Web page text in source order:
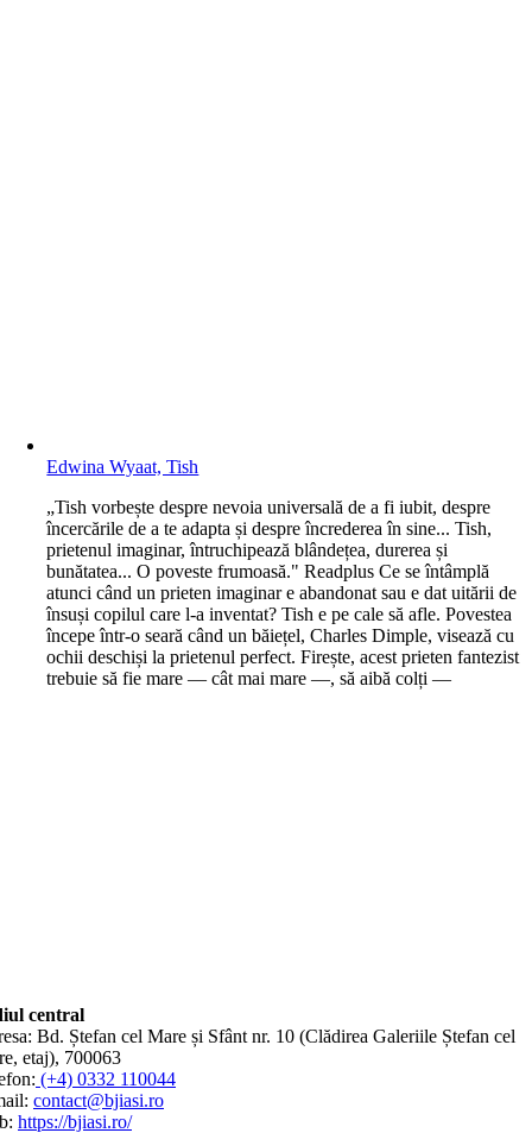
Edwina Wyaat, Tish
„Tish vorbește despre nevoia universală de a fi iubit, despre
încercările de a te adapta și despre încrederea în sine... Tish,
prietenul imaginar, întruchipează blândețea, durerea și
bunătatea... O poveste frumoasă." Readplus Ce se întâmplă
atunci când un prieten imaginar e abandonat sau e dat uitării de
însuși copilul care l-a inventat? Tish e pe cale să afle. Povestea
începe într-o seară când un băiețel, Charles Dimple, visează cu
ochii deschiși la prietenul perfect. Firește, acest prieten fantezist
trebuie să fie mare — cât mai mare —, să aibă colți —
central
Bd. Ștefan cel Mare și Sfânt nr. 10 (Clădirea Galeriile Ștefan cel
etaj), 700063
(+4) 0332 110044
contact@bjiasi.ro
https://bjiasi.ro/